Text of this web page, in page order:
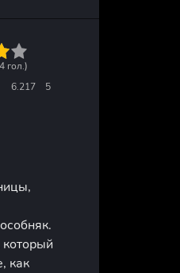
6.217 5
4 гол.)
как